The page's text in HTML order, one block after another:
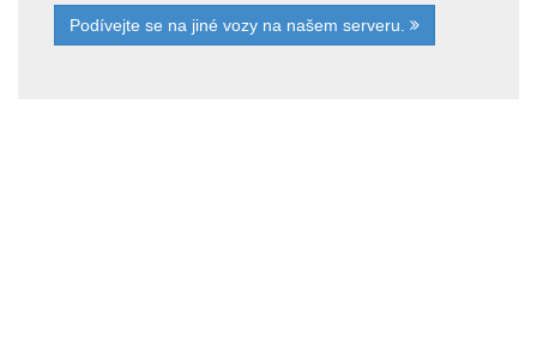
Podívejte se na jiné vozy na našem serveru.